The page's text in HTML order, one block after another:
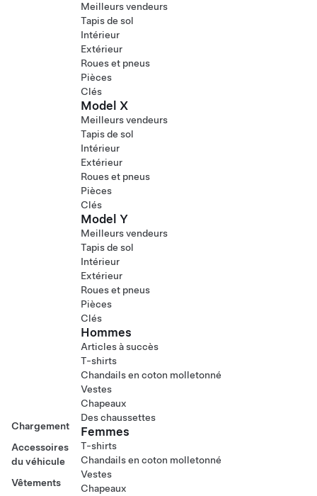
Chargement
Accessoires
du véhicule
Vêtements
Meilleurs vendeurs
Tapis de sol
Intérieur
Extérieur
Roues et pneus
Pièces
Clés
Model X
Meilleurs vendeurs
Tapis de sol
Intérieur
Extérieur
Roues et pneus
Pièces
Clés
Model Y
Meilleurs vendeurs
Tapis de sol
Intérieur
Extérieur
Roues et pneus
Pièces
Clés
Hommes
Articles à succès
T-shirts
Chandails en coton molletonné
Vestes
Chapeaux
Des chaussettes
Femmes
T-shirts
Chandails en coton molletonné
Vestes
Chapeaux